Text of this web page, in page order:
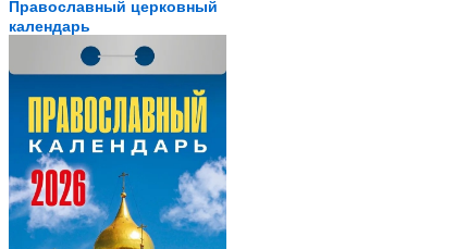
Православный церковный
календарь